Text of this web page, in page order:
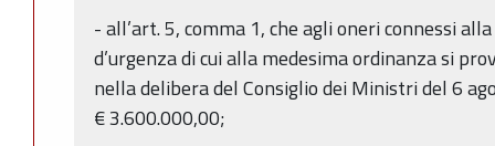
- all’art. 5, comma 1, che agli oneri connessi
d’urgenza di cui alla medesima ordinanza si
nella delibera del Consiglio dei Ministri del 6
€ 3.600.000,00;